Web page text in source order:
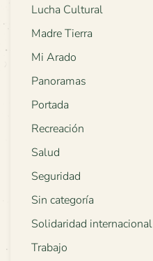
Lucha Cultural
Madre Tierra
Mi Arado
Panoramas
Portada
Recreación
Salud
Seguridad
Sin categoría
Solidaridad internacional
Trabajo